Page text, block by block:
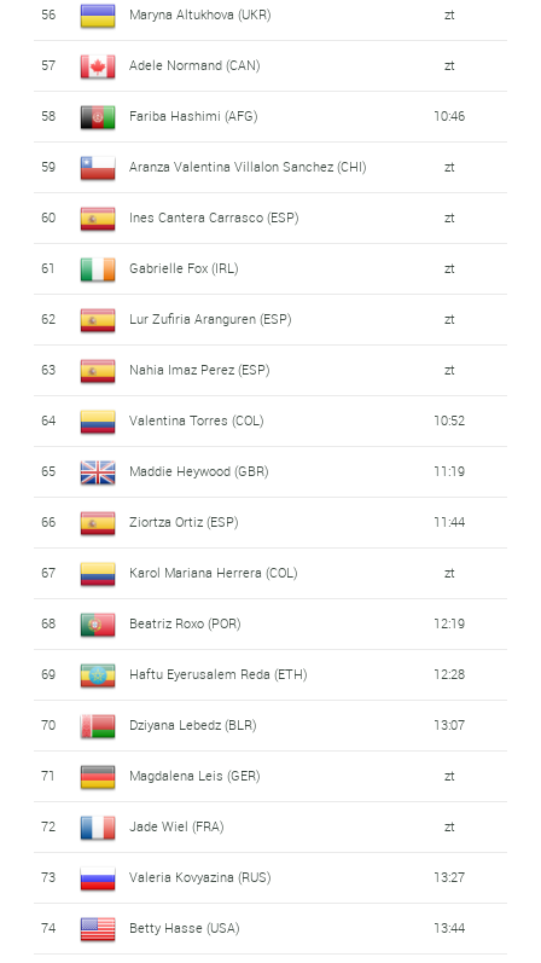
56 Maryna Altukhova (UKR) zt
57 Adele Normand (CAN) zt
58 Fariba Hashimi (AFG) 10:46
59 Aranza Valentina Villalon Sanchez (CHI) zt
60 Ines Cantera Carrasco (ESP) zt
61 Gabrielle Fox (IRL) zt
62 Lur Zufiria Aranguren (ESP) zt
63 Nahia Imaz Perez (ESP) zt
64 Valentina Torres (COL) 10:52
65 Maddie Heywood (GBR) 11:19
66 Ziortza Ortiz (ESP) 11:44
67 Karol Mariana Herrera (COL) zt
68 Beatriz Roxo (POR) 12:19
69 Haftu Eyerusalem Reda (ETH) 12:28
70 Dziyana Lebedz (BLR) 13:07
71 Magdalena Leis (GER) zt
72 Jade Wiel (FRA) zt
73 Valeria Kovyazina (RUS) 13:27
74 Betty Hasse (USA) 13:44